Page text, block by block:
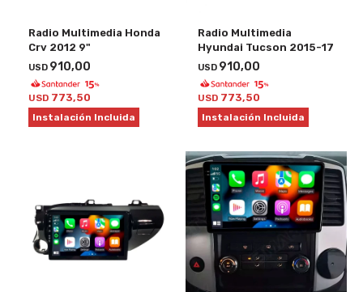
Radio Multimedia Honda
Crv 2012 9"
USD 910,00
USD 773,50
Instalación Incluida
Radio Multimedia
Hyundai Tucson 2015-17
USD 910,00
USD 773,50
Instalación Incluida